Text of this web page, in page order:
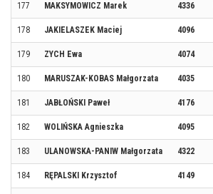
177 MAKSYMOWICZ Marek 4336
178 JAKIELASZEK Maciej 4096
179 ZYCH Ewa 4074
180 MARUSZAK-KOBAS Małgorzata 4035
181 JABŁOŃSKI Paweł 4176
182 WOLIŃSKA Agnieszka 4095
183 ULANOWSKA-PANIW Małgorzata 4322
184 RĘPALSKI Krzysztof 4149